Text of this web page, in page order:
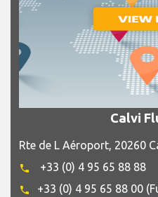
Calvi
Rte de L Aéroport, 20260
phone +33 (0) 4 95 65 88 88
phone
+33 (0) 4 95 65 88 00